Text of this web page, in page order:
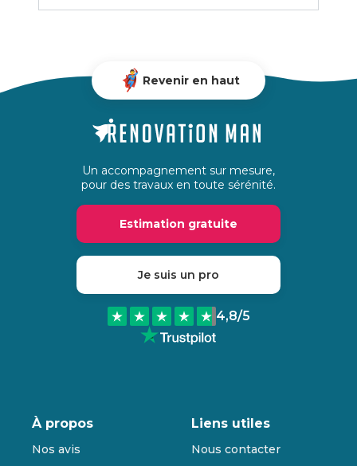
Revenir en haut
Un accompagnement sur mesure,
pour des travaux en toute sérénité.
Estimation gratuite
Je suis un pro
4,8/5
À propos
Nos avis
Liens utiles
Nous contacter